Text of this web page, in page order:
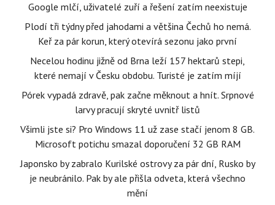
Google mlčí, uživatelé zuří a řešení zatím neexistuje
Plodí tři týdny před jahodami a většina Čechů ho nemá.
Keř za pár korun, který otevírá sezonu jako první
Necelou hodinu jižně od Brna leží 157 hektarů stepi,
které nemají v Česku obdobu. Turisté je zatím míjí
Pórek vypadá zdravě, pak začne měknout a hnít. Srpnové
larvy pracují skryté uvnitř listů
Všimli jste si? Pro Windows 11 už zase stačí jenom 8 GB.
Microsoft potichu smazal doporučení 32 GB RAM
Japonsko by zabralo Kurilské ostrovy za pár dní, Rusko by
je neubránilo. Pak by ale přišla odveta, která všechno
mění